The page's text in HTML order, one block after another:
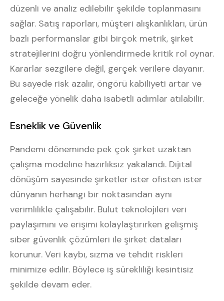
düzenli ve analiz edilebilir şekilde toplanmasını
sağlar. Satış raporları, müşteri alışkanlıkları, ürün
bazlı performanslar gibi birçok metrik, şirket
stratejilerini doğru yönlendirmede kritik rol oynar.
Kararlar sezgilere değil, gerçek verilere dayanır.
Bu sayede risk azalır, öngörü kabiliyeti artar ve
geleceğe yönelik daha isabetli adımlar atılabilir.
Esneklik ve Güvenlik
Pandemi döneminde pek çok şirket uzaktan
çalışma modeline hazırlıksız yakalandı. Dijital
dönüşüm sayesinde şirketler ister ofisten ister
dünyanın herhangi bir noktasından aynı
verimlilikle çalışabilir. Bulut teknolojileri veri
paylaşımını ve erişimi kolaylaştırırken gelişmiş
siber güvenlik çözümleri ile şirket dataları
korunur. Veri kaybı, sızma ve tehdit riskleri
minimize edilir. Böylece iş sürekliliği kesintisiz
şekilde devam eder.